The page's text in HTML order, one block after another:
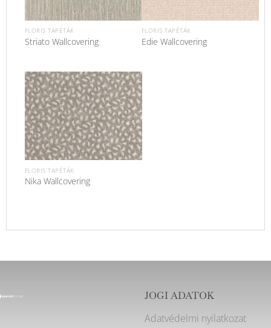
FLORIS TAPÉTÁK
Striato Wallcovering
FLORIS TAPÉTÁK
Edie Wallcovering
FLORIS TAPÉTÁK
Nika Wallcovering
JOGI ADATOK
Adatvédelmi nyilatkozat